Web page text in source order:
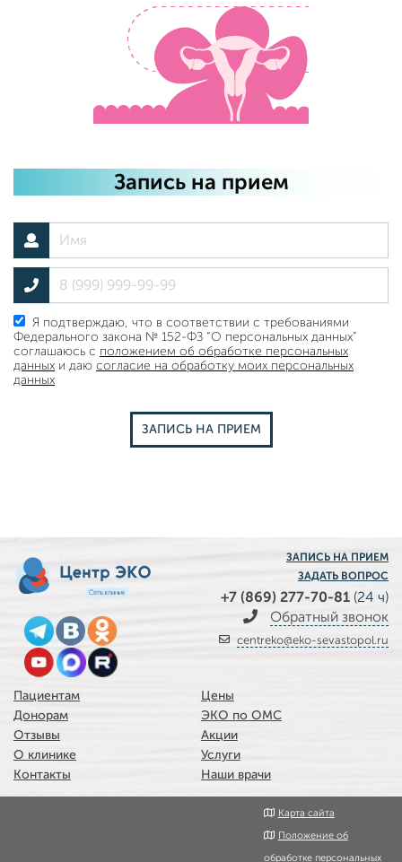
Запись на прием
Я подтверждаю, что в соответствии с требованиями
Федерального закона № 152-ФЗ “О персональных данных”
соглашаюсь с положением об обработке персональных
данных и даю согласие на обработку моих персональных
данных
ЗАПИСЬ НА ПРИЕМ
Пациентам
Донорам
Отзывы
О клинике
Контакты
Цены
ЭКО по ОМС
Акции
Услуги
Наши врачи
ЗАПИСЬ НА ПРИЕМ
ЗАДАТЬ ВОПРОС
+7 (869) 277-70-81(24 ч)
Обратный звонок
centreko@eko-sevastopol.ru
Карта сайта
Положение об
обработке персональных